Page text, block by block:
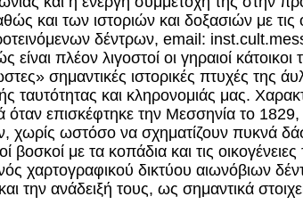
και των ιστοριών και δοξασιών με τις
δέντρων, email:
πλέον λιγοστοί οι γηραιοί
σημαντικές ιστορικές πτυχές της
και κληρονομιάς μας.
επισκέφτηκε την Μεσσηνία το
χωρίς ωστόσο να σχηματίζουν πυκνά
με τα κοπάδια και τις
χαρτογραφικού δικτύου αιωνόβιων
την ανάδειξή τους, ως σημαντικά